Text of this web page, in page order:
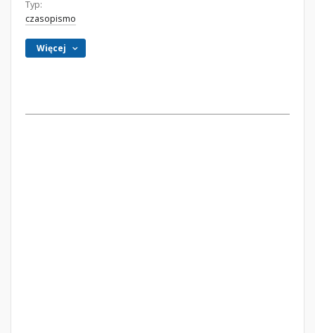
Typ:
czasopismo
Więcej